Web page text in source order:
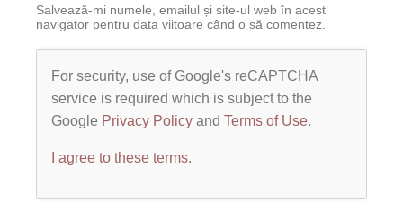
Salvează-mi numele, emailul și site-ul web în acest
navigator pentru data viitoare când o să comentez.
For security, use of Google's reCAPTCHA
service is required which is subject to the
Google Privacy Policy and Terms of Use.
I agree to these terms.